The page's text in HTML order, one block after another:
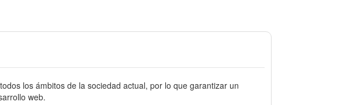
los ámbitos de la sociedad actual, por lo que garantizar un
web.